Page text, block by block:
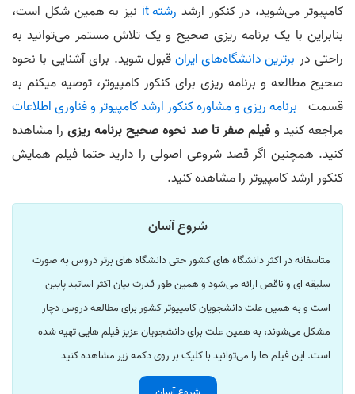
کامپیوتر می‌شوید، در کنکور ارشد رشته it
نیز به همین شکل است،
بنابراین با یک برنامه ریزی صحیح و یک تلاش مستمر می‌توانید به
راحتی در برترین دانشگاه‌های ایرانقبول شوید. برای آشنایی با نحوه
صحیح مطالعه و برنامه ریزی برای کنکور کامپیوتر، توصیه میکنم به
قسمت برنامه ریزی و مشاوره کنکور ارشد کامپیوتر و فناوری اطلاعات
مراجعه کنید وفیلم صفر تا صد نحوه صحیح برنامه‌ ریزیرا مشاهده
کنید. همچنین اگر قصد شروعی اصولی را دارید حتما فیلم همایش
کنکور ارشد کامپیوتر را مشاهده کنید.
شروع آسان
متاسفانه در اکثر دانشگاه های کشور حتی دانشگاه های برتر دروس به صورت
سلیقه ای و ناقص ارائه می‌شود و همین طور قدرت بیان اکثر اساتید پایین
است و به همین علت دانشجویان کامپیوتر کشور برای مطالعه دروس دچار
مشکل می‌شوند، به همین علت برای دانشجویان عزیز فیلم هایی تهیه شده
است. این فیلم ها را می‌توانید با کلیک بر روی دکمه زیر مشاهده کنید